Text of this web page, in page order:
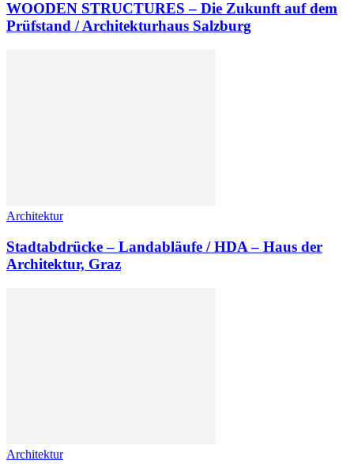
WOODEN STRUCTURES – Die Zukunft auf dem
Prüfstand / Architekturhaus Salzburg
Architektur
Stadtabdrücke – Landabläufe / HDA – Haus der
Architektur, Graz
Architektur